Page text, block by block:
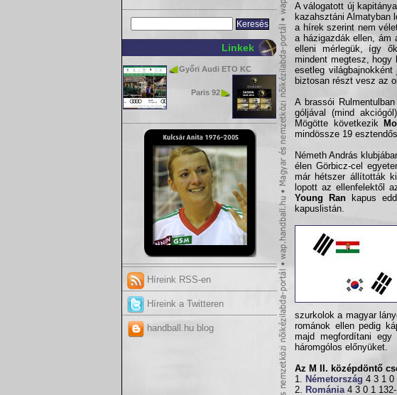
Linkek
Győri Audi ETO KC
Paris 92
Híreink RSS-en
Híreink a Twitteren
handball.hu blog
A válogatott új
kazahsztáni Almatyban
a hírek szerint nem
a házigazdák ellen, ám
elleni mérlegük, így
mindent megtesz,
esetleg
biztosan részt vesz az
A brassói
góljával (mind
Mögötte következik
mindössze 19
Németh András
élen Görbicz-cel
már hétszer állították
lopott az ellenfelektől
Young Ran kapus
kapuslistán.
szurkolok a magyar
románok ellen pedig
majd megfordítani
háromgólos előnyüket.
Az M II. középdöntő
1.
Németország 4 3 1 0
2.
Románia 4 3 0 1